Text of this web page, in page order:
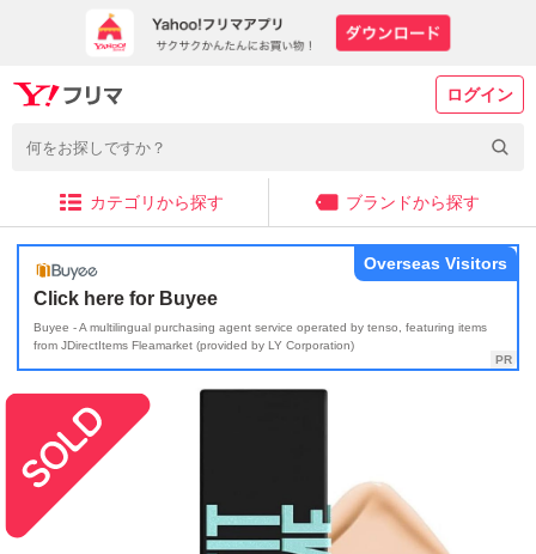
ログイン
カテゴリから探す ブランドから探す
Click here for Buyee
Buyee - A multilingual purchasing agent service operated by tenso, featuring items
from JDirectItems Fleamarket (provided by LY Corporation)
Overseas Visitors